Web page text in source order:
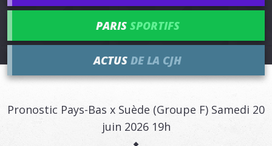
PARIS SPORTIFS
ACTUS DE LA CJH
Pronostic Pays-Bas x Suède (Groupe F) Samedi 20
juin 2026 19h